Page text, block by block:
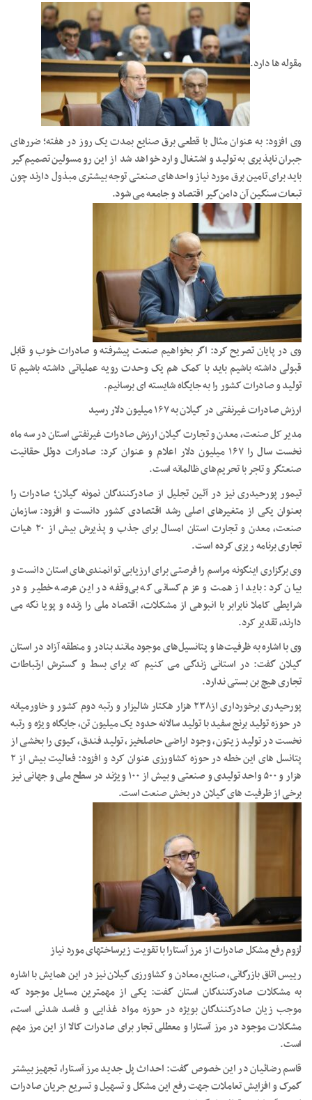
مقوله ها دارد.
وی افزود: به عنوان مثال با قطعی برق صنایع بمدت یک روز در هفته؛ ضررهای
جبران ناپذیری به تولید و اشتغال وارد خواهد شد از این رو مسولین تصمیم‌گیر
باید برای تامین برق مورد نیاز واحد‌های صنعتی توجه بیشتری مبذول دارند چون
تبعات سنگین آن دامن‌گیر اقتصاد و جامعه می شود.
وی در پایان تصریح کرد: اگر بخواهیم صنعت پیشرفته و صادرات خوب و قابل
قبولی داشته باشیم باید با کمک هم یک وحدت رویه عملیاتی داشته باشیم تا
تولید و صادرات کشور را به جایگاه شایسته ای برسانیم.
ارزش صادرات غیرنفتی در گیلان به ۱۶۷ میلیون دلار رسید
مدیر کل صنعت، معدن و تجارت گیلان ارزش صادرات غیرنفتی استان در سه ماه
نخست سال را ۱۶۷ میلیون دلار اعلام و عنوان کرد: صادرات دوئل حقانیت
صنعتگر و تاجر با تحریم‌های ظالمانه است.
تیمور پورحیدری نیز در آئین تجلیل از صادرکنندگان نمونه گیلان؛ صادرات را
بعنوان یکی از متغیرهای اصلی رشد اقتصادی کشور دانست و افزود: سازمان
صنعت، معدن و تجارت استان امسال برای جذب و پذیرش بیش از ۲۰ هیات
تجاری برنامه ریزی کرده است.
وی برگزاری اینگونه مراسم را فرصتی برای ارزیابی توانمندی‌های استان دانست و
بیان کرد: باید از همت و عزم کسانی که بی‌وقفه در این عرصه خطیر و در
شرایطی کاملا نابرابر با انبوهی از مشکلات، اقتصاد ملی را زنده و پویا نگه می
دارند، تقدیر کرد.
وی با اشاره به ظرفیت‌ها و پتانسیل‌های موجود مانند بنادر و منطقه آزاد در استان
گیلان گفت: در استانی زندگی می کنیم که برای بسط و گسترش ارتباطات
تجاری هیچ بن بستی ندارد.
پورحیدری برخورداری از۲۳۸ هزار هکتار شالیزار و رتبه دوم کشور و خاورمیانه
در حوزه تولید برنج سفید با تولید سالانه حدود یک میلیون تن، جایگاه ویژه و رتبه
نخست در تولید زیتون، وجود اراضی حاصلخیز، تولید فندق، کیوی را بخشی از
پتانسل های این خطه در حوزه کشاورزی عنوان کرد و افزود: فعالیت بیش از ۲
هزار و ۵۰۰ واحد تولیدی و صنعتی و بیش از ۱۰۰ ویژند در سطح ملی و جهانی نیز
برخی از ظرفیت های گیلان در بخش صنعت است.
لزوم رفع مشکل صادرات از مرز آستارا با تقویت زیرساختهای مورد نیاز
رییس اتاق بازرگانی، صنایع، معادن و کشاورزی گیلان نیز در این همایش با اشاره
به مشکلات صادرکنندگان استان گفت: یکی از مهمترین مسایل موجود که
موجب زیان صادرکنندگان بویژه در حوزه مواد غذایی و فاسد شدنی است،
مشکلات موجود در مرز آستارا و معطلی تجار برای صادرات کالا از این مرز مهم
است.
قاسم رضائیان در این خصوص گفت: احداث پل جدید مرز آستارا، تجهیز بیشتر
گمرک و افزایش تعاملات جهت رفع این مشکل و تسهیل و تسریع جریان صادرات